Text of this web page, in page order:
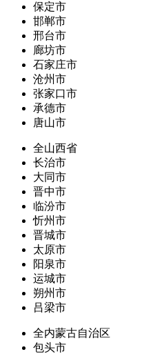
保定市
邯郸市
邢台市
廊坊市
石家庄市
沧州市
张家口市
承德市
唐山市
全山西省
长治市
大同市
晋中市
临汾市
忻州市
晋城市
太原市
阳泉市
运城市
朔州市
吕梁市
全内蒙古自治区
包头市